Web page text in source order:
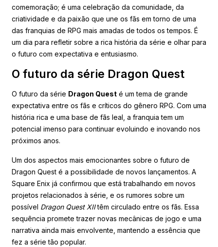
comemoração; é uma celebração da comunidade, da
criatividade e da paixão que une os fãs em torno de uma
das franquias de RPG mais amadas de todos os tempos. É
um dia para refletir sobre a rica história da série e olhar para
o futuro com expectativa e entusiasmo.
O futuro da série Dragon Quest
O futuro da série Dragon Quest é um tema de grande
expectativa entre os fãs e críticos do gênero RPG. Com uma
história rica e uma base de fãs leal, a franquia tem um
potencial imenso para continuar evoluindo e inovando nos
próximos anos.
Um dos aspectos mais emocionantes sobre o futuro de
Dragon Quest é a possibilidade de novos lançamentos. A
Square Enix já confirmou que está trabalhando em novos
projetos relacionados à série, e os rumores sobre um
possível Dragon Quest XIItêm circulado entre os fãs. Essa
sequência promete trazer novas mecânicas de jogo e uma
narrativa ainda mais envolvente, mantendo a essência que
fez a série tão popular.